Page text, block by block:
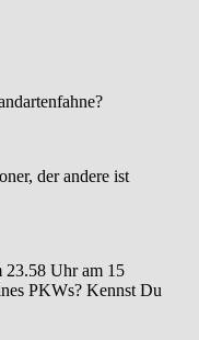
der andere ist
Uhr am 15
PKWs? Kennst Du